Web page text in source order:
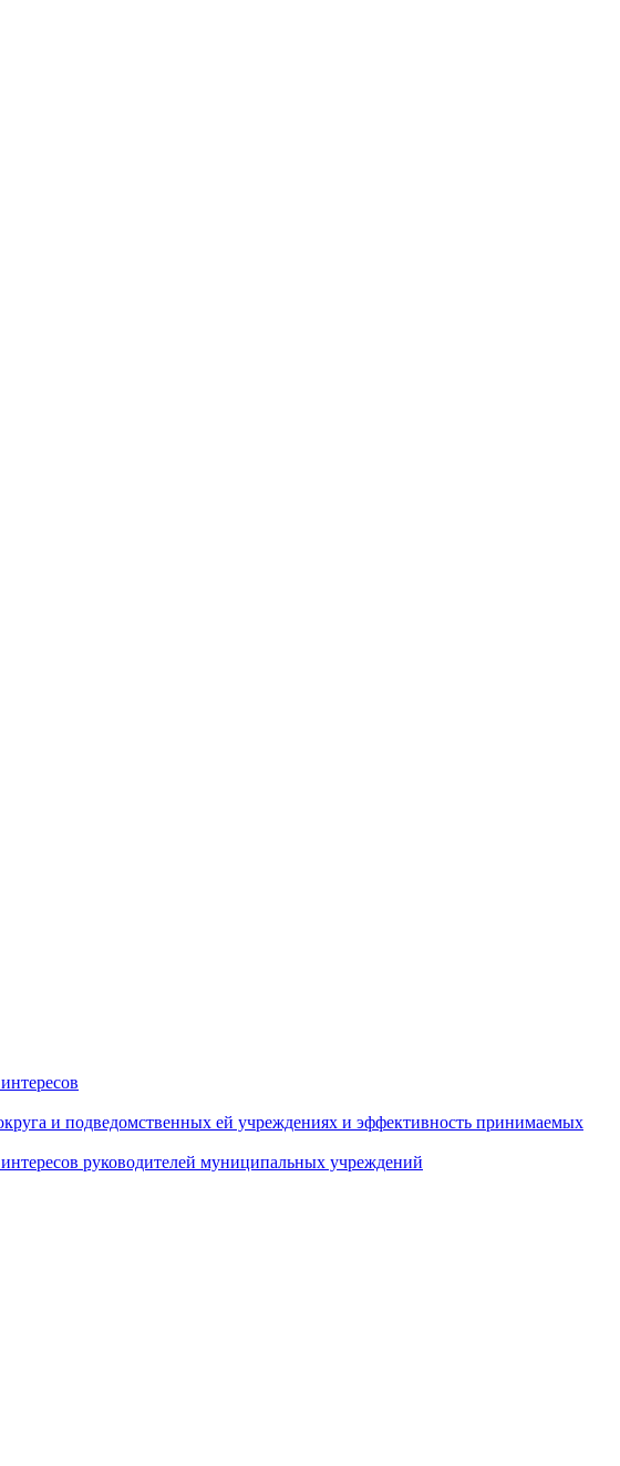
и подведомственных ей учреждениях и эффективность принимаемых
руководителей муниципальных учреждений